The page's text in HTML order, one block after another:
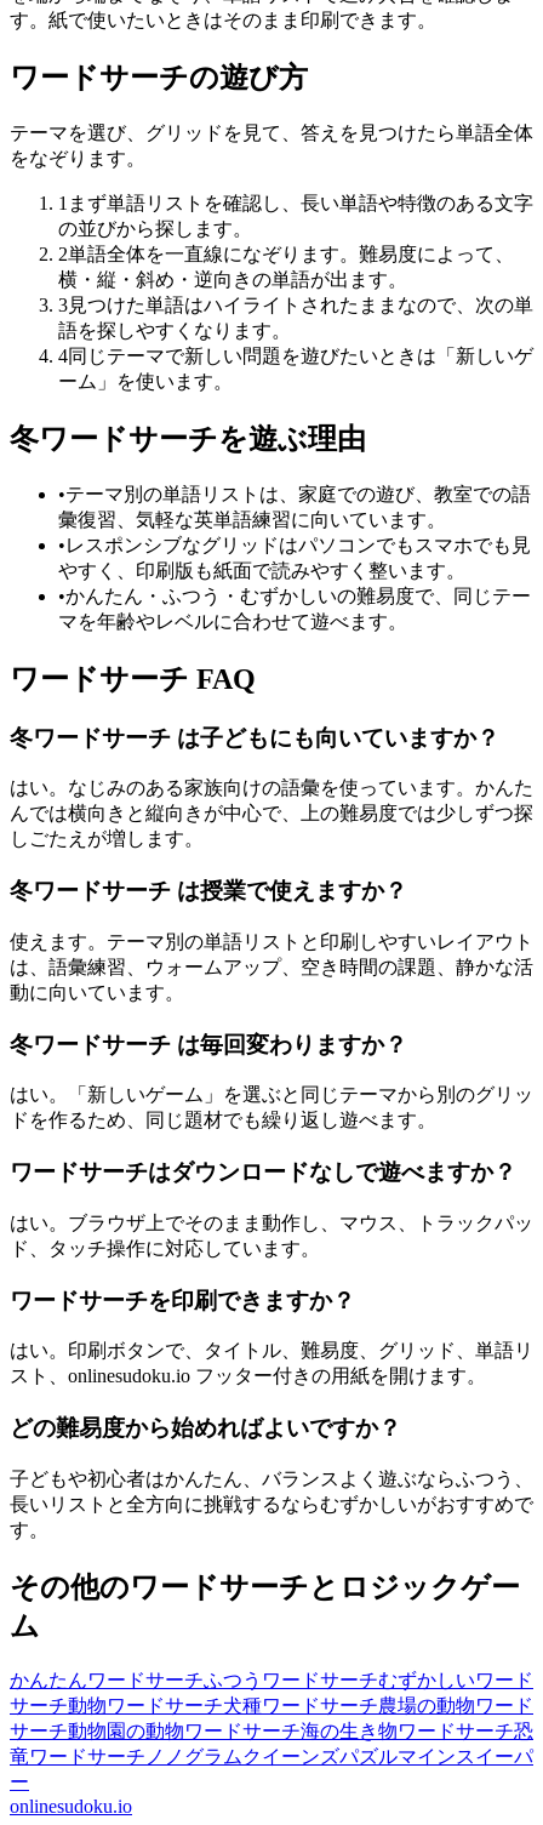
す。紙で使いたいときはそのまま印刷できます。
ワードサーチの遊び方
テーマを選び、グリッドを見て、答えを見つけたら単語全体
をなぞります。
1 まず単語リストを確認し、長い単語や特徴のある文字
の並びから探します。
2単語全体を一直線になぞります。難易度によって、
横・縦・斜め・逆向きの単語が出ます。
3見つけた単語はハイライトされたままなので、次の単
語を探しやすくなります。
4同じテーマで新しい問題を遊びたいときは「新しいゲ
ーム」を使います。
冬ワードサーチを遊ぶ理由
•テーマ別の単語リストは、家庭での遊び、教室での語
彙復習、気軽な英単語練習に向いています。
•レスポンシブなグリッドはパソコンでもスマホでも見
やすく、印刷版も紙面で読みやすく整います。
•かんたん・ふつう・むずかしいの難易度で、同じテー
マを年齢やレベルに合わせて遊べます。
ワードサーチ FAQ
冬ワードサーチ は子どもにも向いていますか？
はい。なじみのある家族向けの語彙を使っています。かんた
んでは横向きと縦向きが中心で、上の難易度では少しずつ探
しごたえが増します。
冬ワードサーチ は授業で使えますか？
使えます。テーマ別の単語リストと印刷しやすいレイアウト
は、語彙練習、ウォームアップ、空き時間の課題、静かな活
動に向いています。
冬ワードサーチ は毎回変わりますか？
はい。「新しいゲーム」を選ぶと同じテーマから別のグリッ
ドを作るため、同じ題材でも繰り返し遊べます。
ワードサーチはダウンロードなしで遊べますか？
はい。ブラウザ上でそのまま動作し、マウス、トラックパッ
ド、タッチ操作に対応しています。
ワードサーチを印刷できますか？
はい。印刷ボタンで、タイトル、難易度、グリッド、単語リ
スト、onlinesudoku.io フッター付きの用紙を開けます。
どの難易度から始めればよいですか？
子どもや初心者はかんたん、バランスよく遊ぶならふつう、
長いリストと全方向に挑戦するならむずかしいがおすすめで
す。
その他のワードサーチとロジックゲー
ム
かんたんワードサーチふつうワードサーチむずかしいワード
サーチ動物ワードサーチ犬種ワードサーチ農場の動物ワード
サーチ動物園の動物ワードサーチ海の生き物ワードサーチ恐
竜ワードサーチ ノノグラムクイーンズパズルマインスイーパ
ー
onlinesudoku.io